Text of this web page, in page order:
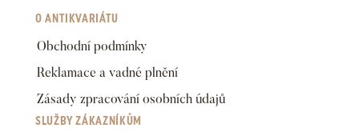
O ANTIKVARIÁTU
Obchodní podmínky
Reklamace a vadné plnění
Zásady zpracování osobních údajů
SLUŽBY ZÁKAZNÍKŮM